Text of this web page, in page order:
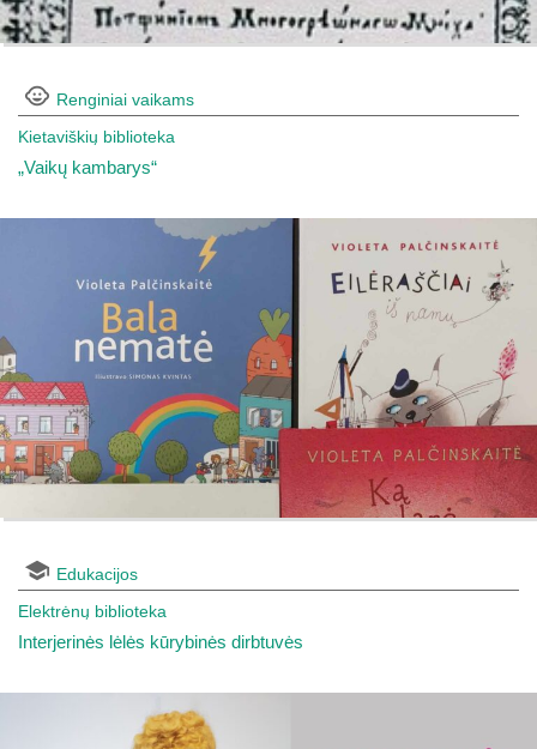
Renginiai vaikams
Kietaviškių biblioteka
„Vaikų kambarys“
Edukacijos
Elektrėnų biblioteka
Interjerinės lėlės kūrybinės dirbtuvės